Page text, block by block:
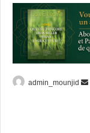
admin_mounjid